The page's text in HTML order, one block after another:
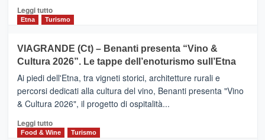
dati
di
Anche
la
Alcantara
nei
primi
nella
Leggi tuttoLeggi
di
IL
SAN
DOMENICO
PALACE
TAORMINA,
UN
HOTEL
FOUR
Etna Turismo
VIAGRANDE (Ct) – Benanti presenta “Vino &
Cultura 2026”. Le tappe dell’enoturismo sull’Etna
Ai piedi dell'Etna, tra vigneti storici, architetture rurali e
percorsi dedicati alla cultura del vino, Benanti presenta "Vino
& Cultura 2026", il progetto di ospitalità...
Leggi tuttoLeggi
di
Food & Wine Turismo